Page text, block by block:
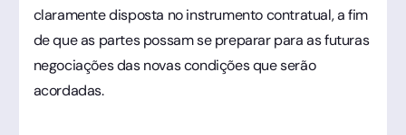
claramente disposta no instrumento contratual, a fim
de que as partes possam se preparar para as futuras
negociações das novas condições que serão
acordadas.